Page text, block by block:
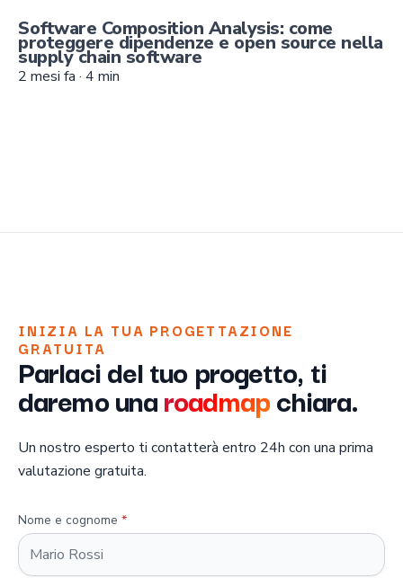
Software Composition Analysis: come
proteggere dipendenze e open source nella
supply chain software
2 mesi fa · 4 min
INIZIA LA TUA PROGETTAZIONE
GRATUITA
Parlaci del tuo progetto, ti
daremo unaroadmapchiara.
Un nostro esperto ti contatterà entro 24h con una prima
valutazione gratuita.
Nome e cognome *